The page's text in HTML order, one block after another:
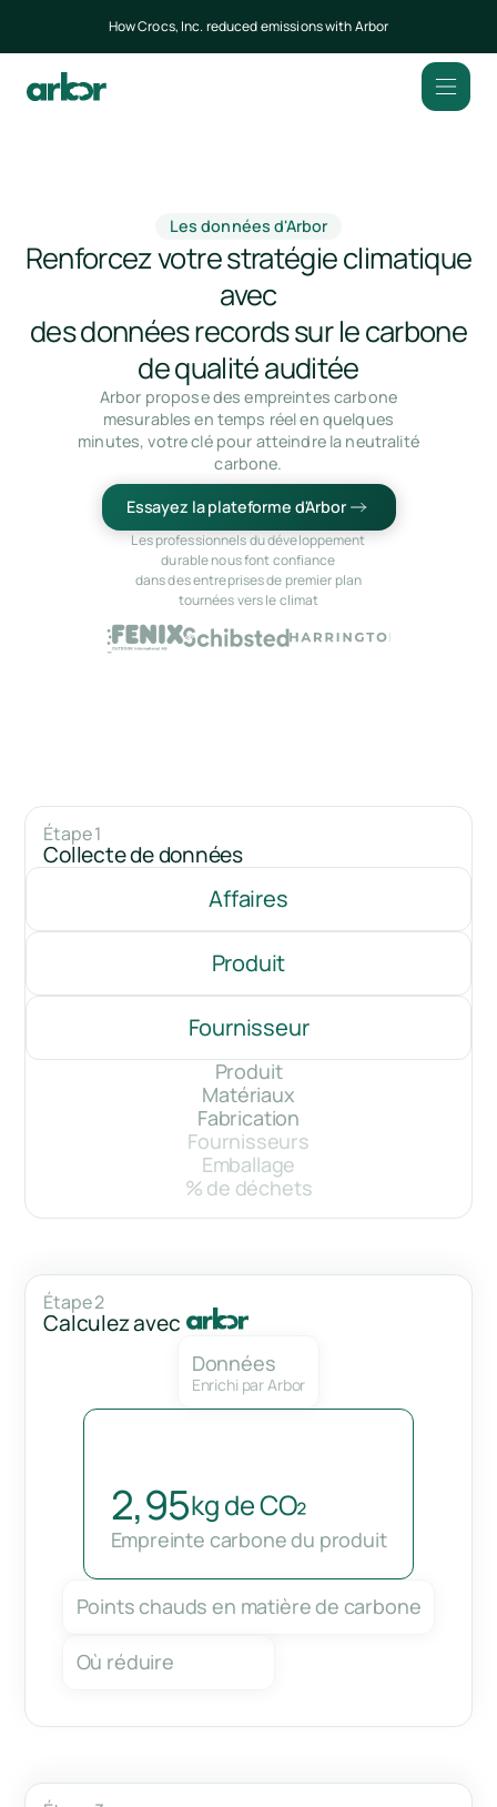
How Crocs, Inc. reduced emissions with Arbor
Les données d'Arbor
Renforcez votre stratégie climatique
avec
des données records sur le carbone
de qualité auditée
Arbor propose des empreintes carbone
mesurables en temps réel en quelques
minutes, votre clé pour atteindre la neutralité
carbone.
Essayez la plateforme d'Arbor
Les professionnels du développement
durable nous font confiance
dans des entreprises de premier plan
tournées vers le climat
Étape 1
Collecte de données
Affaires
Produit
Fournisseur
Produit
Matériaux
Fabrication
Fournisseurs
Emballage
% de déchets
Étape 2
Calculez avec
Données
Enrichi par Arbor
2,95kg de CO₂
Empreinte carbone du produit
Points chauds en matière de carbone
Où réduire